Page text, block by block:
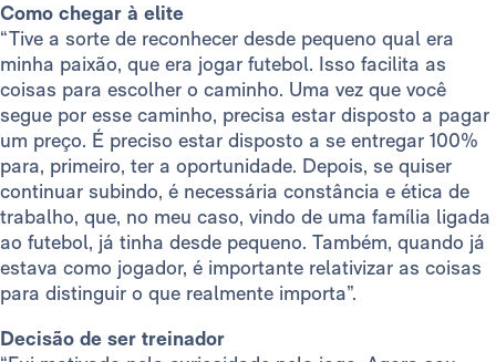
Como chegar à elite
“Tive a sorte de reconhecer desde pequeno qual era
minha paixão, que era jogar futebol. Isso facilita as
coisas para escolher o caminho. Uma vez que você
segue por esse caminho, precisa estar disposto a pagar
um preço. É preciso estar disposto a se entregar 100%
para, primeiro, ter a oportunidade. Depois, se quiser
continuar subindo, é necessária constância e ética de
trabalho, que, no meu caso, vindo de uma família ligada
ao futebol, já tinha desde pequeno. Também, quando já
estava como jogador, é importante relativizar as coisas
para distinguir o que realmente importa”.
Decisão de ser treinador